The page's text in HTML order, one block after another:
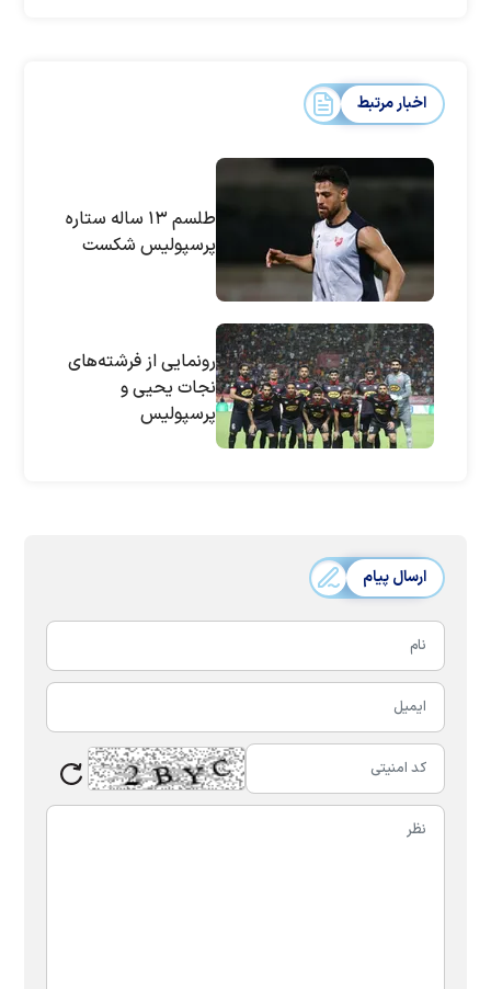
اخبار مرتبط
طلسم ۱۳ ساله ستاره
پرسپولیس شکست
رونمایی از فرشته‌های
نجات یحیی و
پرسپولیس
ارسال پیام